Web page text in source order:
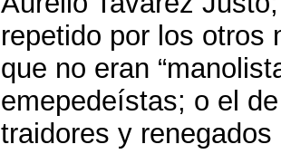
repetido por los otros
que no eran
emepedeístas; o el
traidores y